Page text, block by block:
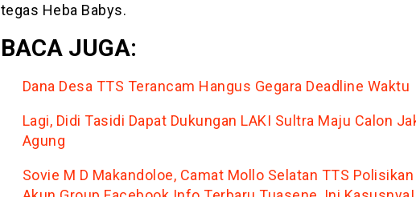
tegas Heba Babys.
BACA JUGA:
Dana Desa TTS Terancam Hangus Gegara Deadline Waktu
Lagi, Didi Tasidi Dapat Dukungan LAKI Sultra Maju Calon
Agung
Sovie M D Makandoloe, Camat Mollo Selatan TTS Polisikan